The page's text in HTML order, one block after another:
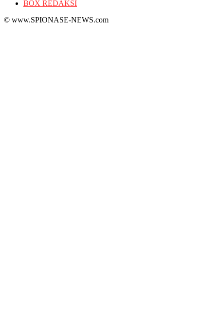
BOX REDAKSI
© www.SPIONASE-NEWS.com